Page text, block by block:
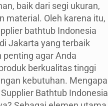
baik dari segi ukuran,
material. Oleh karena itu,
bathtub Indonesia
Jakarta yang terbaik
penting agar Anda
berkualitas tinggi
kebutuhan. Mengapa
Bathtub Indonesia